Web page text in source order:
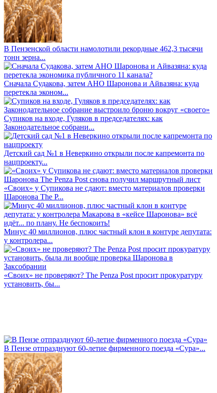
В Пензенской области намолотили рекордные 462,3 тысячи
тонн зерна...
Сначала Судакова, затем АНО Шаронова и Айвазяна: куда
перетекла эконом...
Супиков на входе, Гуляков в председателях: как
Законодательное собрани...
Детский сад №1 в Неверкино открыли после капремонта по
нацпроекту...
«Своих» у Супикова не сдают: вместо материалов проверки
Шаронова The P...
Минус 40 миллионов, плюс частный клон в контуре депутата:
у контролера...
«Своих» не проверяют? The Penza Post просит прокуратуру
установить, бы...
В Пензе отпразднуют 60-летие фирменного поезда «Сура»...